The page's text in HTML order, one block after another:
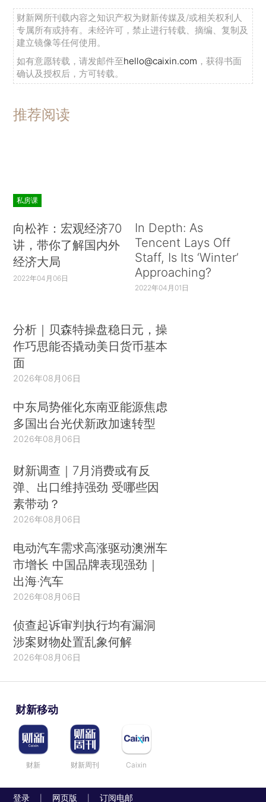
财新网所刊载内容之知识产权为财新传媒及/或相关权利人
专属所有或持有。未经许可，禁止进行转载、摘编、复制及
建立镜像等任何使用。
如有意愿转载，请发邮件至hello@caixin.com ，获得书面
确认及授权后，方可转载。
推荐阅读
私房课
向松祚：宏观经济70
讲，带你了解国内外
经济大局
2022年04月06日
In Depth: As
Tencent Lays Off
Staff, Is Its ‘Winter’
Approaching?
2022年04月01日
分析｜贝森特操盘稳日元，操
作巧思能否撬动美日货币基本
面
2026年08月06日
中东局势催化东南亚能源焦虑
多国出台光伏新政加速转型
2026年08月06日
财新调查｜7月消费或有反
弹、出口维持强劲 受哪些因
素带动？
2026年08月06日
电动汽车需求高涨驱动澳洲车
市增长 中国品牌表现强劲｜
出海·汽车
2026年08月06日
侦查起诉审判执行均有漏洞
涉案财物处置乱象何解
2026年08月06日
财新移动
财新 财新周刊 Caixin
登录 网页版 订阅电邮